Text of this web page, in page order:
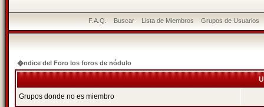
F.A.Q. Buscar Lista de Miembros Grupos de Usuarios
�ndice del Foro los foros de nódulo
Grupos donde no es miembro